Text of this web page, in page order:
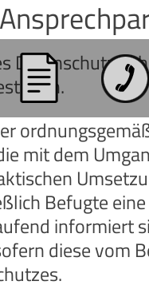
Datenschutzes
mit dem
Befugte
informiert
diese vom